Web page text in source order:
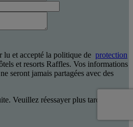
et accepté la politique de protection
et resorts Raffles. Vos informations
seront jamais partagées avec des
Veuillez réessayer plus tard.